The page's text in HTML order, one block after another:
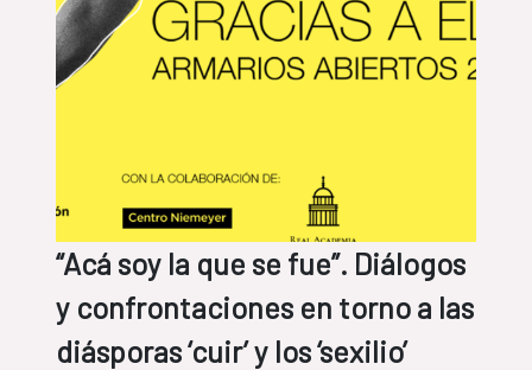
“Acá soy la que se fue”. Diálogos
y confrontaciones en torno a las
diásporas ‘cuir’ y los ‘sexilio’